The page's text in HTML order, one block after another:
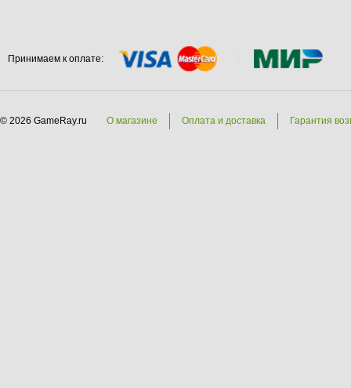
Принимаем к оплате:
© 2026 GameRay.ru О магазине Оплата и доставка Гарантия